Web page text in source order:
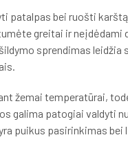
bei ruošti
greitai ir neįdėdami
sprendimas
žemai temperatūrai,
patogiai valdyti
puikus pasirinkimas bei